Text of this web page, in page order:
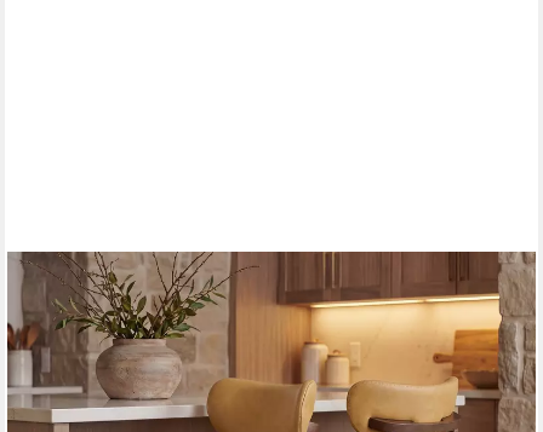
VASAGLE
Barhocker Barstuhl, Polsterstuhl, Küchenstuhl, mit
Massivholzbeinen (2 St., 2er), ergonomischer Rückenlehne, Mid-
Century-Modern-Stil, 2er Set
ab 159,99 €
UVP 207,99 €
-23%